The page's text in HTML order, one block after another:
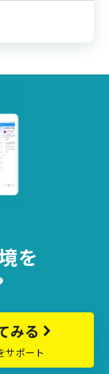
を
みる
サポート